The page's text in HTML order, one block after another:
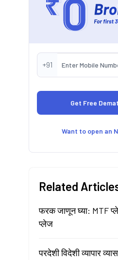
+91
Want to open an
Related
फरक जाणून घ्या: MTF
प्लेज
परदेशी विदेशी व्यापार